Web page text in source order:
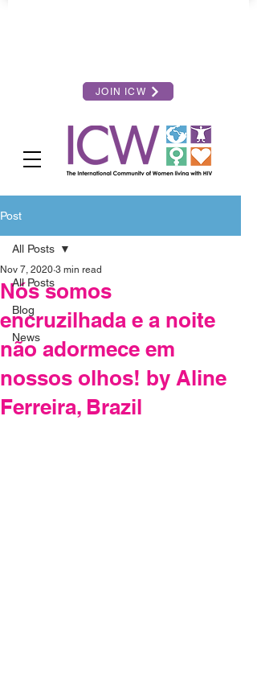
JOIN ICW
Post
All Posts
Blog
News
All Posts
Nós somos
encruzilhada e a noite
não adormece em
nossos olhos! by Aline
Ferreira, Brazil
Nov 7, 2020 3 min read